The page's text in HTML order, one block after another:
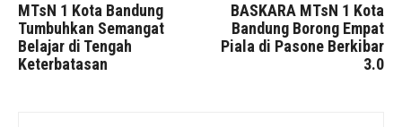
MTsN 1 Kota Bandung
Tumbuhkan Semangat
Belajar di Tengah
Keterbatasan
BASKARA MTsN 1 Kota
Bandung Borong Empat
Piala di Pasone Berkibar
3.0